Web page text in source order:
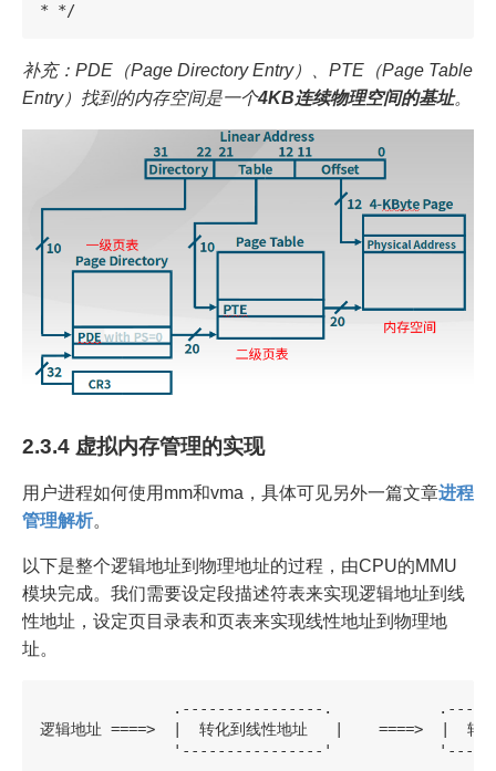
补充：PDE（Page Directory Entry）、PTE（Page Table
Entry）找到的内存空间是一个4KB连续物理空间的基址。
2.3.4 虚拟内存管理的实现
用户进程如何使用mm和vma，具体可见另外一篇文章进程
管理解析。
以下是整个逻辑地址到物理地址的过程，由CPU的MMU
模块完成。我们需要设定段描述符表来实现逻辑地址到线
性地址，设定页目录表和页表来实现线性地址到物理地
址。
.----------------.
逻辑地址 ====>  |  转化到线性地址   |    ====>  |  转